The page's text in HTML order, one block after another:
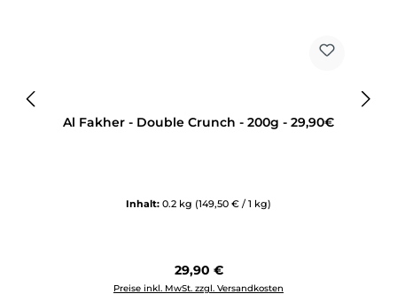
Al Fakher - Double Crunch - 200g - 29,90€
Inhalt: 0.2 kg (149,50 € / 1 kg)
Regulärer Preis:
29,90 €
Preise inkl. MwSt. zzgl. Versandkosten